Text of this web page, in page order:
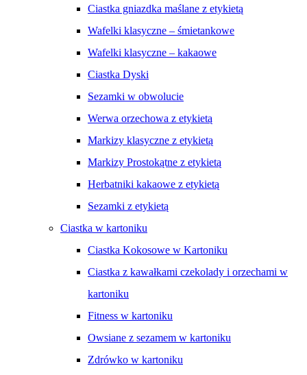
Ciastka gniazdka maślane z etykietą
Wafelki klasyczne – śmietankowe
Wafelki klasyczne – kakaowe
Ciastka Dyski
Sezamki w obwolucie
Werwa orzechowa z etykietą
Markizy klasyczne z etykietą
Markizy Prostokątne z etykietą
Herbatniki kakaowe z etykietą
Sezamki z etykietą
Ciastka w kartoniku
Ciastka Kokosowe w Kartoniku
Ciastka z kawałkami czekolady i orzechami w
kartoniku
Fitness w kartoniku
Owsiane z sezamem w kartoniku
Zdrówko w kartoniku